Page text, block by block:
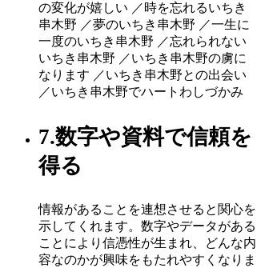
の変化が嬉しい ／時を忘れるいちき
串木野 ／夢のいちき串木野 ／一生に
一度のいちき串木野 ／忘れられない
いちき串木野 ／いちき串木野の虜に
なります ／いちき串木野との出会い
／いちき串木野でハートわしづかみ
7.数字や資料で信頼を
得る
情報があることを連想させると関心を
示してくれます。数字やデータがある
ことにより信憑性が生まれ、どんな内
容なのかが興味をもたれやすくなりま